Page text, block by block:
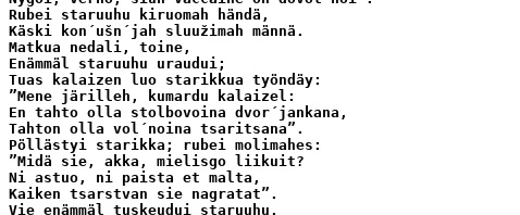
Rubei staruuhu kiruomah händä,
Käski kon´ušn´jah sluužimah männä.
Matkua nedali, toine,
Enämmäl staruuhu uraudui;
Tuas kalaizen luo starikkua työndäy:
”Mene järilleh, kumardu kalaizel:
En tahto olla stolbovoina dvor´jankana,
Tahton olla vol´noina tsaritsana”.
Pöllästyi starikka; rubei molimahes:
”Midä sie, akka, mielisgo liikuit?
Ni astuo, ni paista et malta,
Kaiken tsarstvan sie nagratat”.
Vie enämmäl tuskeudui staruuhu,